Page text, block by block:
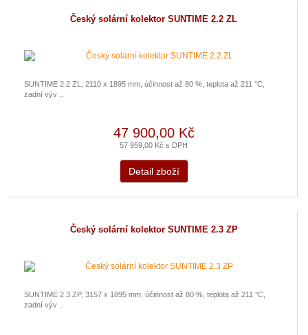
Český solární kolektor SUNTIME 2.2 ZL
SUNTIME 2.2 ZL, 2110 x 1895 mm, účinnost až 80 %, teplota až 211 °C,
zadní výv ..
47 900,00 Kč
57 959,00 Kč s DPH
Detail zboží
Český solární kolektor SUNTIME 2.3 ZP
SUNTIME 2.3 ZP, 3157 x 1895 mm, účinnost až 80 %, teplota až 211 °C,
zadní výv ..